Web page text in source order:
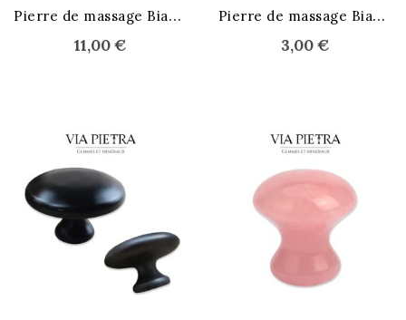
P
ierre de massage Bian Shi
11,00 €
P
ierre de massage Bian Shi
3,00 €